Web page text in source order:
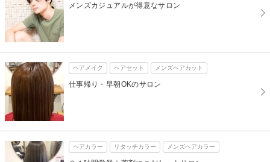
メンズカジュアルが得意なサロン
ヘアメイク ヘアセット メンズヘアカット
仕事帰り・早朝OKのサロン
ヘアカラー リタッチカラー メンズヘアカラー